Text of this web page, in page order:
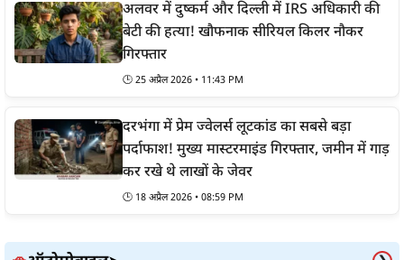
अलवर में दुष्कर्म और दिल्ली में IRS अधिकारी की
बेटी की हत्या! खौफनाक सीरियल किलर नौकर
गिरफ्तार
🕒 25 अप्रैल 2026 • 11:43 PM
दरभंगा में प्रेम ज्वेलर्स लूटकांड का सबसे बड़ा
पर्दाफाश! मुख्य मास्टरमाइंड गिरफ्तार, जमीन में गाड़
कर रखे थे लाखों के जेवर
🕒 18 अप्रैल 2026 • 08:59 PM